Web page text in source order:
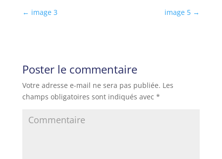
← image 3 image 5 →
Poster le commentaire
Votre adresse e-mail ne sera pas publiée. Les
champs obligatoires sont indiqués avec *